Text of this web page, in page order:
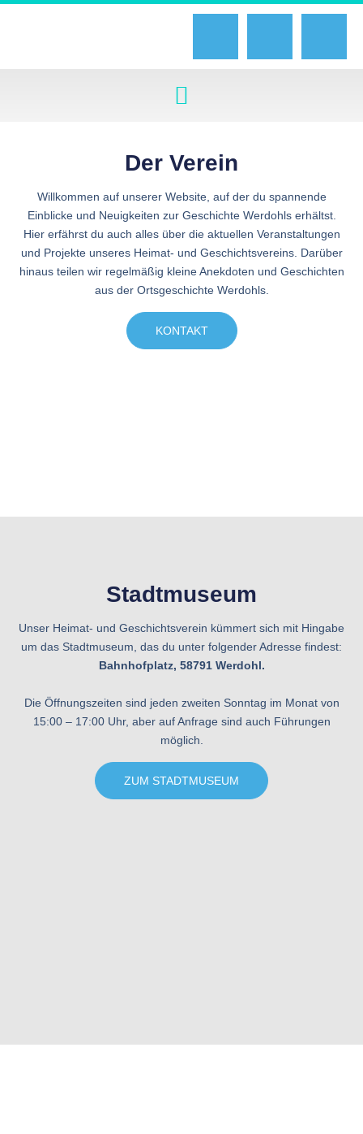
Der Verein
Willkommen auf unserer Website, auf der du spannende
Einblicke und Neuigkeiten zur Geschichte Werdohls erhältst.
Hier erfährst du auch alles über die aktuellen Veranstaltungen
und Projekte unseres Heimat- und Geschichtsvereins. Darüber
hinaus teilen wir regelmäßig kleine Anekdoten und Geschichten
aus der Ortsgeschichte Werdohls.
KONTAKT
Stadtmuseum
Unser Heimat- und Geschichtsverein kümmert sich mit Hingabe
um das Stadtmuseum, das du unter folgender Adresse findest:
Bahnhofplatz, 58791 Werdohl.
Die Öffnungszeiten sind jeden zweiten Sonntag im Monat von
15:00 – 17:00 Uhr, aber auf Anfrage sind auch Führungen
möglich.
ZUM STADTMUSEUM